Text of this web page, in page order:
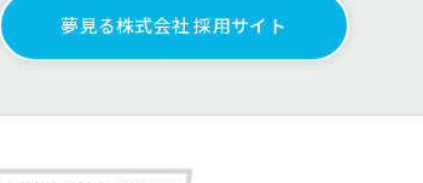
夢見る株式会社 採用サイト